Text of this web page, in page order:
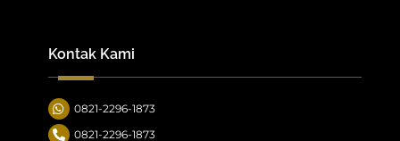
Kontak Kami
0821-2296-1873
0821-2296-1873